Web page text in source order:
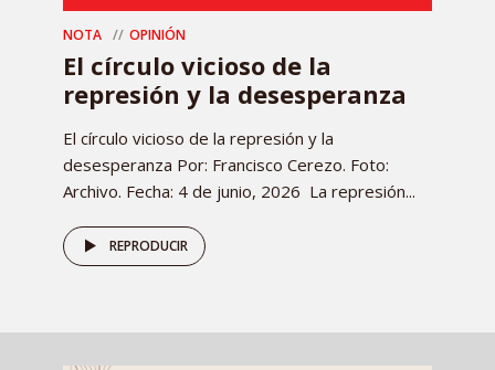
NOTA OPINIÓN
El círculo vicioso de la
represión y la desesperanza
El círculo vicioso de la represión y la
desesperanza Por: Francisco Cerezo. Foto:
Archivo. Fecha: 4 de junio, 2026 La represión...
REPRODUCIR